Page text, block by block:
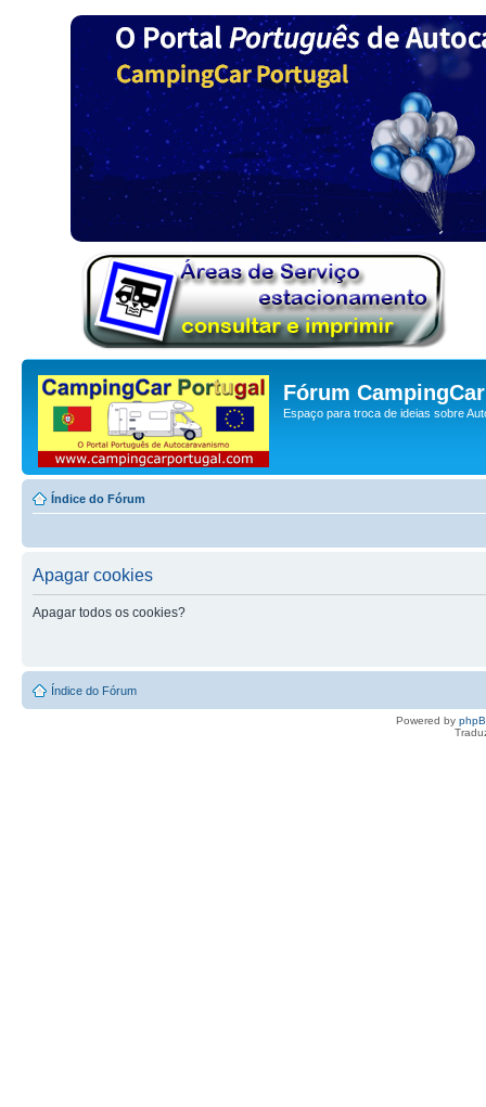
Fórum
Espaço para troca de ideias sobre
Índice do Fórum
Apagar cookies
Apagar todos os cookies?
Índice do Fórum
Powered by